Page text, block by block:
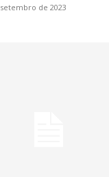
de 2023